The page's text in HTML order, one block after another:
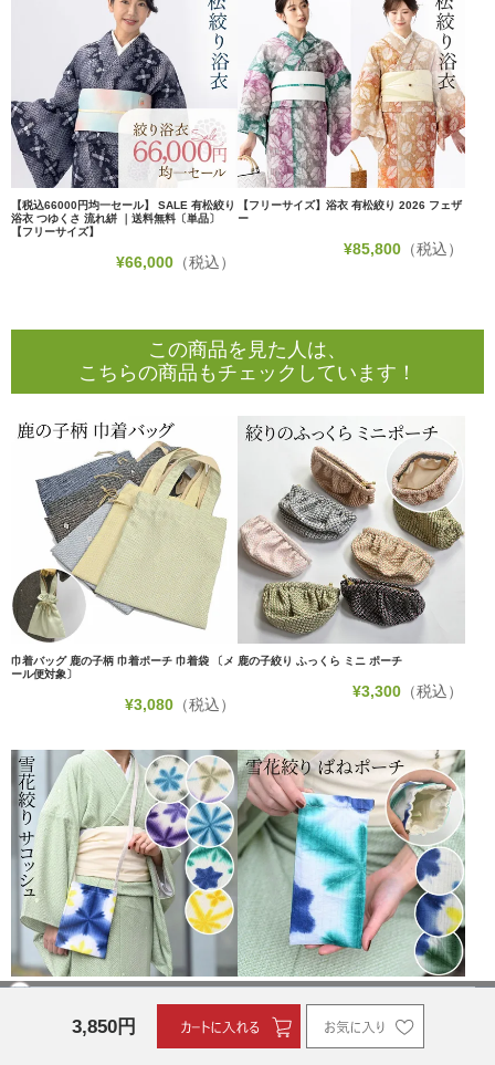
【税込66000円均一セール】 SALE 有松絞り
浴衣 つゆくさ 流れ絣 ｜送料無料〔単品〕
【フリーサイズ】
¥66,000 （税込）
【フリーサイズ】浴衣 有松絞り 2026 フェザ
ー
¥85,800（税込）
この商品を見た人は、
こちらの商品もチェックしています！
巾着バッグ 鹿の子柄 巾着ポーチ 巾着袋 〔メ
ール便対象〕
¥3,080 （税込）
鹿の子絞り ふっくら ミニ ポーチ
¥3,300（税込）
¥2,530 （税込） ¥ 1,980（税込）
3,850円